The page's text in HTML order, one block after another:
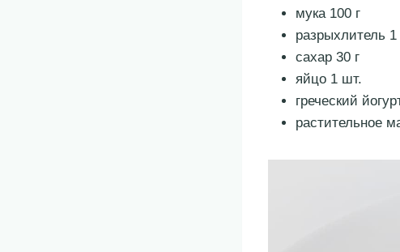
мука 100 г
разрыхлитель
сахар 30 г
яйцо 1 шт.
греческий
растительное